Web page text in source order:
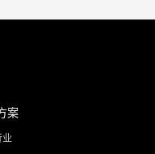
案
业